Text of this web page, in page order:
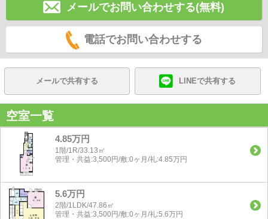
メールでお問い合わせする(無料)
電話でお問い合わせする
メールで共有する LINEで共有する
空室一覧
4.85万円
1階/1R/33.13㎡
管理・共益:3,500円/敷:0ヶ月/礼:4.85万円
5.6万円
2階/1LDK/47.86㎡
管理・共益:3,500円/敷:0ヶ月/礼:5.6万円